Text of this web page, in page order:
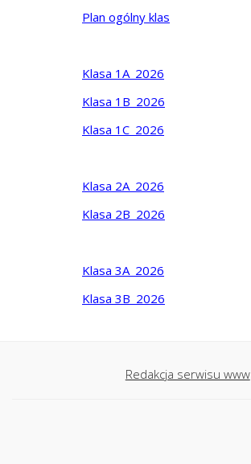
Plan ogólny klas
Klasa 1A_2026
Klasa 1B_2026
Klasa 1C_2026
Klasa 2A_2026
Klasa 2B_2026
Klasa 3A_2026
Klasa 3B_2026
Redakcja serwisu www